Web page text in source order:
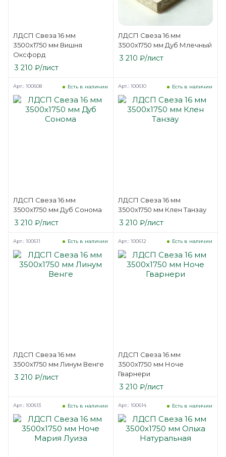
ЛДСП Свеза 16 мм
3500х1750 мм Вишня
Оксфорд
3 210 ₽/лист
ЛДСП Свеза 16 мм
3500х1750 мм Дуб Млечный
3 210 ₽/лист
ЛДСП Свеза 16 мм
3500х1750 мм Дуб Сонома
Есть в наличии
Арт.: 100608
3 210 ₽/лист
ЛДСП Свеза 16 мм
3500х1750 мм Клен Танзау
Есть в наличии
Арт.: 100610
3 210 ₽/лист
ЛДСП Свеза 16 мм
3500х1750 мм Линум Венге
Есть в наличии
Арт.: 100611
3 210 ₽/лист
ЛДСП Свеза 16 мм
3500х1750 мм Ноче
Гварнери
Есть в наличии
Арт.: 100612
3 210 ₽/лист
Есть в наличии
Арт.: 100613 Есть в наличии
Арт.: 100614